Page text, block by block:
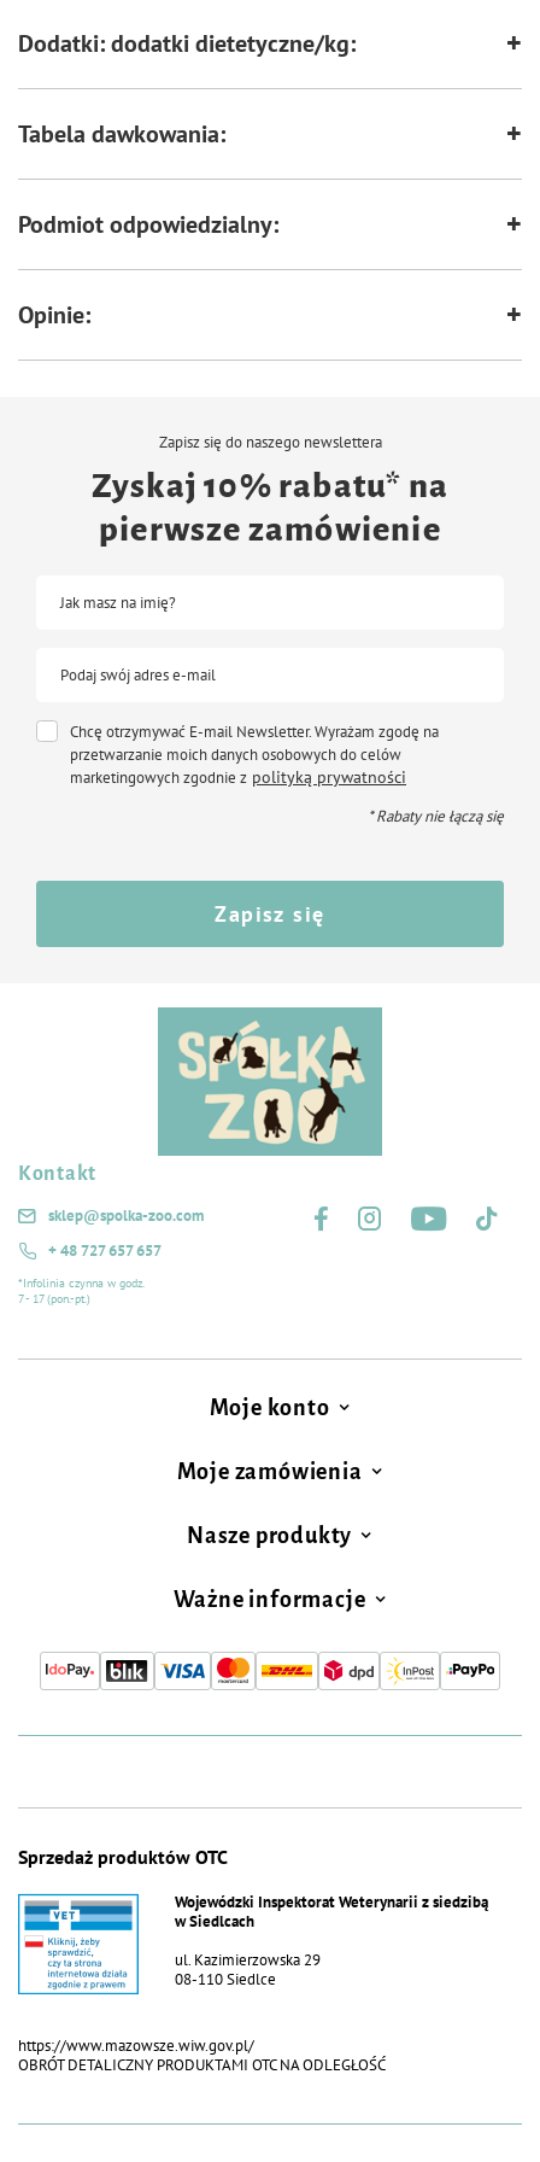
Dodatki: dodatki dietetyczne/kg:
Tabela dawkowania:
Podmiot odpowiedzialny:
Opinie:
Zapisz się do naszego newslettera
Zyskaj 10% rabatu* na
pierwsze zamówienie
Jak masz na imię?
Podaj swój adres e-mail
Chcę otrzymywać E-mail Newsletter. Wyrażam zgodę na
przetwarzanie moich danych osobowych do celów
marketingowych zgodnie z polityką prywatności
* Rabaty nie łączą się
Zapisz się
Kontakt
sklep@spolka-zoo.com
+ 48 727 657 657
*Infolinia czynna w godz.
7 - 17 (pon.-pt.)
Moje konto
Moje zamówienia
Nasze produkty
Ważne informacje
Sprzedaż produktów OTC
Wojewódzki Inspektorat Weterynarii z siedzibą
w Siedlcach
ul. Kazimierzowska 29
08-110 Siedlce
https://www.mazowsze.wiw.gov.pl/
OBRÓT DETALICZNY PRODUKTAMI OTC NA ODLEGŁOŚĆ